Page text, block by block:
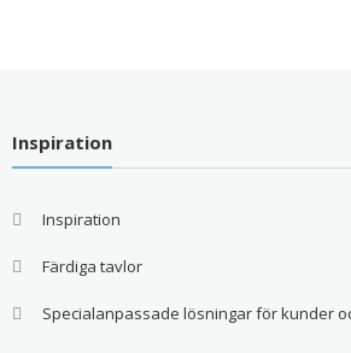
Inspiration
Inspiration
Färdiga tavlor
Specialanpassade lösningar för kunder